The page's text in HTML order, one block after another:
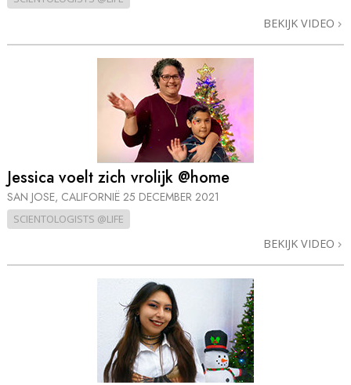
BEKIJK VIDEO
Jessica voelt zich vrolijk @home
SAN JOSE, CALIFORNIË 25 DECEMBER 2021
SCIENTOLOGISTS @LIFE
BEKIJK VIDEO